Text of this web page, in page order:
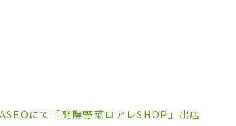
にて「発酵野菜ロアレSHOP」出店